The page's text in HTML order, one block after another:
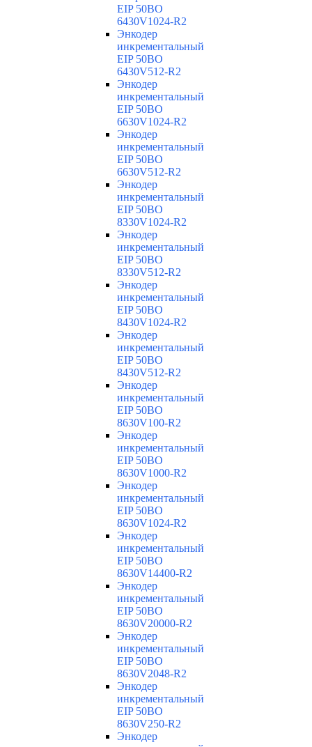
EIP 50BO
6430V1024-R2
Энкодер
инкрементальный
EIP 50BO
6430V512-R2
Энкодер
инкрементальный
EIP 50BO
6630V1024-R2
Энкодер
инкрементальный
EIP 50BO
6630V512-R2
Энкодер
инкрементальный
EIP 50BO
8330V1024-R2
Энкодер
инкрементальный
EIP 50BO
8330V512-R2
Энкодер
инкрементальный
EIP 50BO
8430V1024-R2
Энкодер
инкрементальный
EIP 50BO
8430V512-R2
Энкодер
инкрементальный
EIP 50BO
8630V100-R2
Энкодер
инкрементальный
EIP 50BO
8630V1000-R2
Энкодер
инкрементальный
EIP 50BO
8630V1024-R2
Энкодер
инкрементальный
EIP 50BO
8630V14400-R2
Энкодер
инкрементальный
EIP 50BO
8630V20000-R2
Энкодер
инкрементальный
EIP 50BO
8630V2048-R2
Энкодер
инкрементальный
EIP 50BO
8630V250-R2
Энкодер